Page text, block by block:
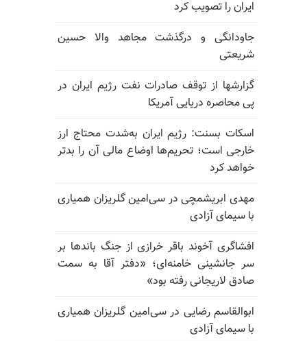
ایران را تصویب کرد
جاودانگی و درگذشت مجاهد والا حسین
شریعتی
گزارشها از توقف صادرات نفت رژیم ایران در
پی محاصره دریایی آمریکا
اسکات بسنت: رژیم ایران به‌شدت محتاج ارز
خارجی است؛ تحریم‌ها اوضاع مالی آن را بدتر
خواهد کرد
مهدی ابریشمچی در سی‌امین گلریزان همیاری
با سیمای آزادی
افشاگری آخوند باقر خرازی از جنگ باندها بر
سر جانشینی خامنه‌ای؛ «دفتر آقا به سمت
صادق لاریجانی رفته بود»
ابوالقاسم رضایی در سی‌امین گلریزان همیاری
با سیمای آزادی